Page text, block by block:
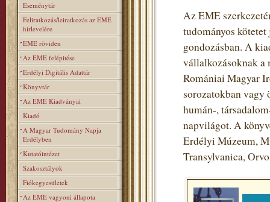
Eseménytár
Feliratkozás/leiratkozás az EME
hírlevelére
EME röviden
Az EME felépitése
Erdélyi Digitális Adattár
Könyvtár
Az EME Kiadványai
Kiadó
A Magyar Tudomány Napja
Erdélyben
Kutatóintézet
Szakosztályok
Fiókegyesületek
Az EME vagyoni állapota
Az EME
tudományos
gondozásban. A
vállalkozásoknak a
Romániai Magyar
sorozatokban vagy
humán-,
napvilágot. A
Erdélyi Múzeum,
Transylvanica,